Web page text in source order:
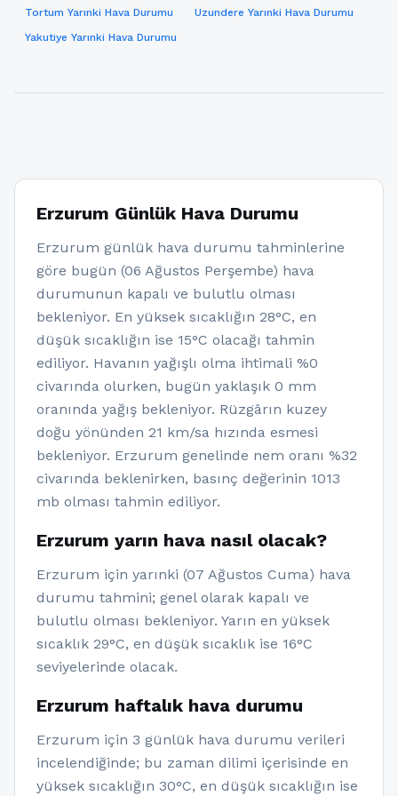
Tortum Yarınki Hava Durumu
Uzundere Yarınki Hava Durumu
Yakutiye Yarınki Hava Durumu
Erzurum Günlük Hava Durumu
Erzurum günlük hava durumu tahminlerine
göre bugün (06 Ağustos Perşembe) hava
durumunun kapalı ve bulutlu olması
bekleniyor. En yüksek sıcaklığın 28°C, en
düşük sıcaklığın ise 15°C olacağı tahmin
ediliyor. Havanın yağışlı olma ihtimali %0
civarında olurken, bugün yaklaşık 0 mm
oranında yağış bekleniyor. Rüzgârın kuzey
doğu yönünden 21 km/sa hızında esmesi
bekleniyor. Erzurum genelinde nem oranı %32
civarında beklenirken, basınç değerinin 1013
mb olması tahmin ediliyor.
Erzurum yarın hava nasıl olacak?
Erzurum için yarınki (07 Ağustos Cuma) hava
durumu tahmini; genel olarak kapalı ve
bulutlu olması bekleniyor. Yarın en yüksek
sıcaklık 29°C, en düşük sıcaklık ise 16°C
seviyelerinde olacak.
Erzurum haftalık hava durumu
Erzurum için 3 günlük hava durumu verileri
incelendiğinde; bu zaman dilimi içerisinde en
yüksek sıcaklığın 30°C, en düşük sıcaklığın ise